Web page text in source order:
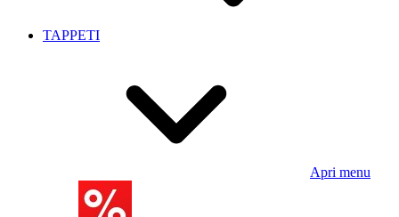
TAPPETI
Apri menu